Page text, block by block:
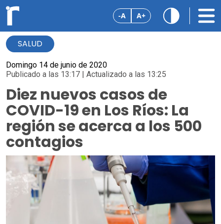
-A A+
SALUD
Domingo 14 de junio de 2020
Publicado a las 13:17 | Actualizado a las 13:25
Diez nuevos casos de
COVID-19 en Los Ríos: La
región se acerca a los 500
contagios